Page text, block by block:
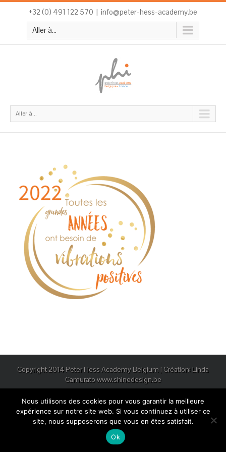
+32 (0) 491 122 570 | info@peter-hess-academy.be
Aller à...
Aller à...
Copyright 2014 Peter Hess Academy Belgium | Création: Linda
Camurato www.shinedesign.be
Nous utilisons des cookies pour vous garantir la meilleure
expérience sur notre site web. Si vous continuez à utiliser ce
site, nous supposerons que vous en êtes satisfait.
Ok